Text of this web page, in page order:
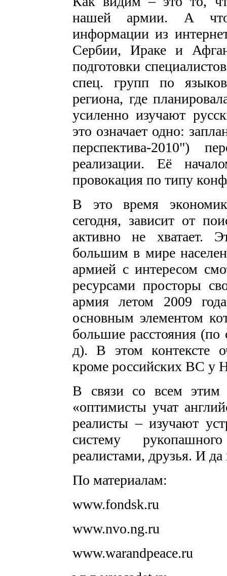
нашей армии. А что
информации из
Сербии, Ираке и
подготовки
спец. групп по
региона, где
усиленно изучают
это означает одно:
перспектива-2010")
реализации. Её
провокация по типу
В это время
сегодня, зависит от
активно не хватает.
большим в мире
армией с интересом
ресурсами просторы
армия летом 2009
основным элементом
большие расстояния
д). В этом контексте
кроме российских ВС у
В связи со всем этим
«оптимисты учат
реалисты – изучают
систему
реалистами, друзья. И
По материалам:
www.fondsk.ru
www.nvo.ng.ru
www.warandpeace.ru